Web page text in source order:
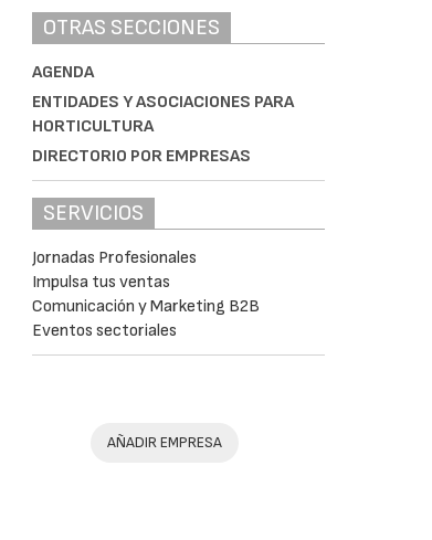
OTRAS SECCIONES
AGENDA
ENTIDADES Y ASOCIACIONES PARA
HORTICULTURA
DIRECTORIO POR EMPRESAS
SERVICIOS
Jornadas Profesionales
Impulsa tus ventas
Comunicación y Marketing B2B
Eventos sectoriales
AÑADIR EMPRESA